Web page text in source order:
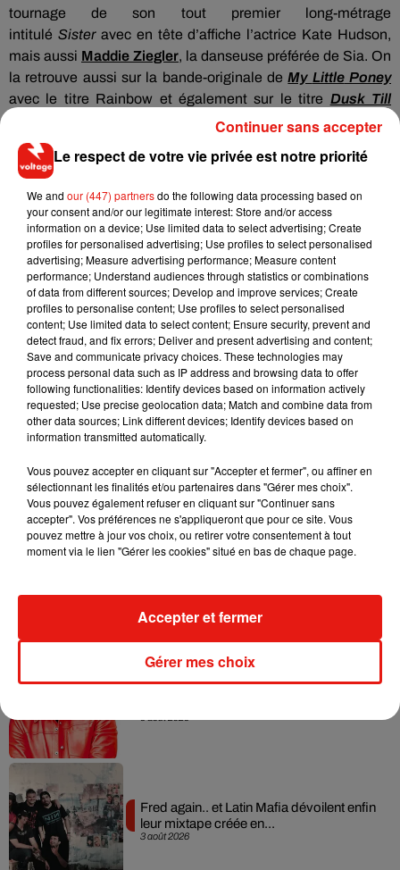
tournage de son tout premier long-métrage
intitulé Sister avec en tête d’affiche l’actrice Kate Hudson,
mais aussi Maddie Ziegler, la danseuse préférée de Sia. On
la retrouve aussi sur la bande-originale deMy LittlePoney
avec le titre Rainbow et également sur le titre Dusk Till
Musique
7 août 2026
Il y a 10 ans, DJ Snake changeait de
3 août 2026
Fred again.. et Latin Mafia dévoilent enfin
leur mixtape créée en...
Le respect de votre vie privée est notre priorité
We and our (447) partnersdo the following data processing based on
your consent and/or our legitimate interest: Store and/or access
information on a device; Use limited data to select advertising; Create
profiles for personalised advertising; Use profiles to select personalised
advertising; Measure advertising performance; Measure content
performance; Understand audiences through statistics or combinations
of data from different sources; Develop and improve services; Create
profiles to personalise content; Use profiles to select personalised
content; Use limited data to select content; Ensure security, prevent and
detect fraud, and fix errors; Deliver and present advertising and content;
Save and communicate privacy choices. These technologies may
process personal data such as IP address and browsing data to offer
following functionalities: Identify devices based on information actively
requested; Use precise geolocation data; Match and combine data from
other data sources; Link different devices; Identify devices based on
information transmitted automatically.
Vous pouvez accepter en cliquant sur "Accepter et fermer", ou affiner en
sélectionnant les finalités et/ou partenaires dans "Gérer mes choix".
Vous pouvez également refuser en cliquant sur "Continuer sans
accepter". Vos préférences ne s'appliqueront que pour ce site. Vous
pouvez mettre à jour vos choix, ou retirer votre consentement à tout
moment via le lien "Gérer les cookies" situé en bas de chaque page.
Gérer mes choix
Accepter et fermer
Continuer sans accepter